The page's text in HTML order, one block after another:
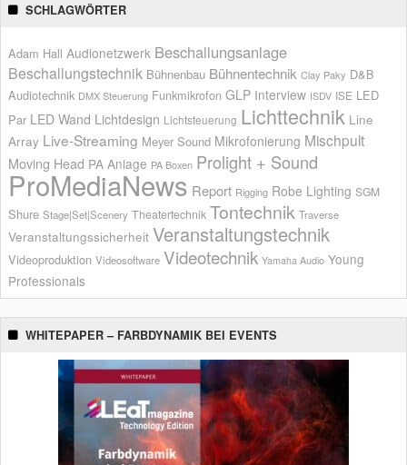
SCHLAGWÖRTER
Adam Hall Audionetzwerk Beschallungsanlage
Beschallungstechnik Bühnenbau Bühnentechnik Clay Paky D&B
Audiotechnik DMX Steuerung Funkmikrofon GLP Interview ISDV ISE LED
Par LED Wand Lichtdesign Lichtsteuerung Lichttechnik Line
Array Live-Streaming Meyer Sound Mikrofonierung Mischpult
Moving Head PA Anlage PA Boxen Prolight + Sound
ProMediaNews Report Rigging Robe Lighting SGM
Shure Stage|Set|Scenery Theatertechnik Tontechnik Traverse
Veranstaltungssicherheit Veranstaltungstechnik
Videoproduktion Videosoftware Videotechnik Yamaha Audio Young
Professionals
WHITEPAPER – FARBDYNAMIK BEI EVENTS